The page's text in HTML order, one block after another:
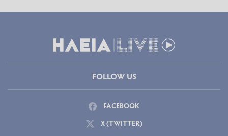
FOLLOW US
FACEBOOK
X (TWITTER)